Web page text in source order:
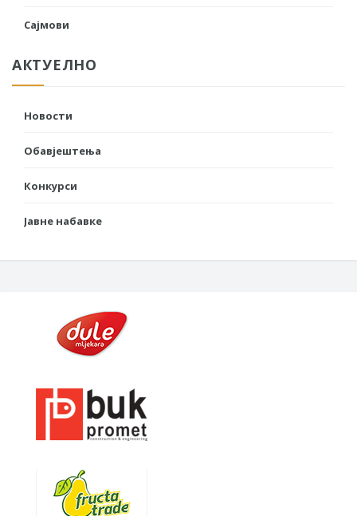
Сајмови
АКТУЕЛНО
Новости
Обавјештења
Конкурси
Јавне набавке